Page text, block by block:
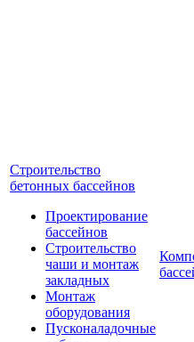
Строительство
бетонных бассейнов
Проектирование
бассейнов
Строительство
чаши и монтаж
закладных
Монтаж
оборудования
Пусконаладочные